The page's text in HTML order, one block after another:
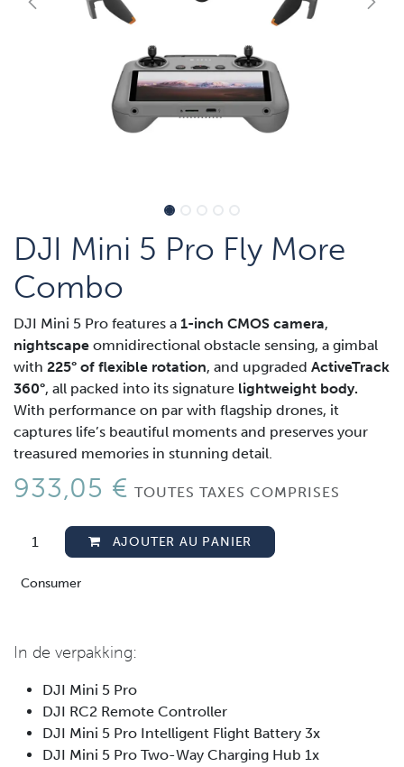
DJI Mini 5 Pro Fly More
Combo
DJI Mini 5 Pro features a 1-inch CMOS camera,
nightscape omnidirectional obstacle sensing, a gimbal
with 225° of flexible rotation, and upgraded ActiveTrack
360°, all packed into its signature lightweight body.
With performance on par with flagship drones, it
captures life’s beautiful moments and preserves your
treasured memories in stunning detail.
933,05 € TOUTES TAXES COMPRISES
AJOUTER AU PANIER
Consumer
In de verpakking:
DJI Mini 5 Pro
DJI RC2 Remote Controller
DJI Mini 5 Pro Intelligent Flight Battery 3x
DJI Mini 5 Pro Two-Way Charging Hub 1x